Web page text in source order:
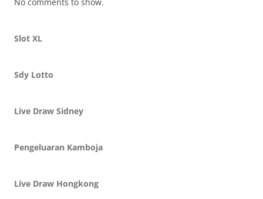
Slot XL
Sdy Lotto
Live Draw Sidney
Pengeluaran Kamboja
Live Draw Hongkong